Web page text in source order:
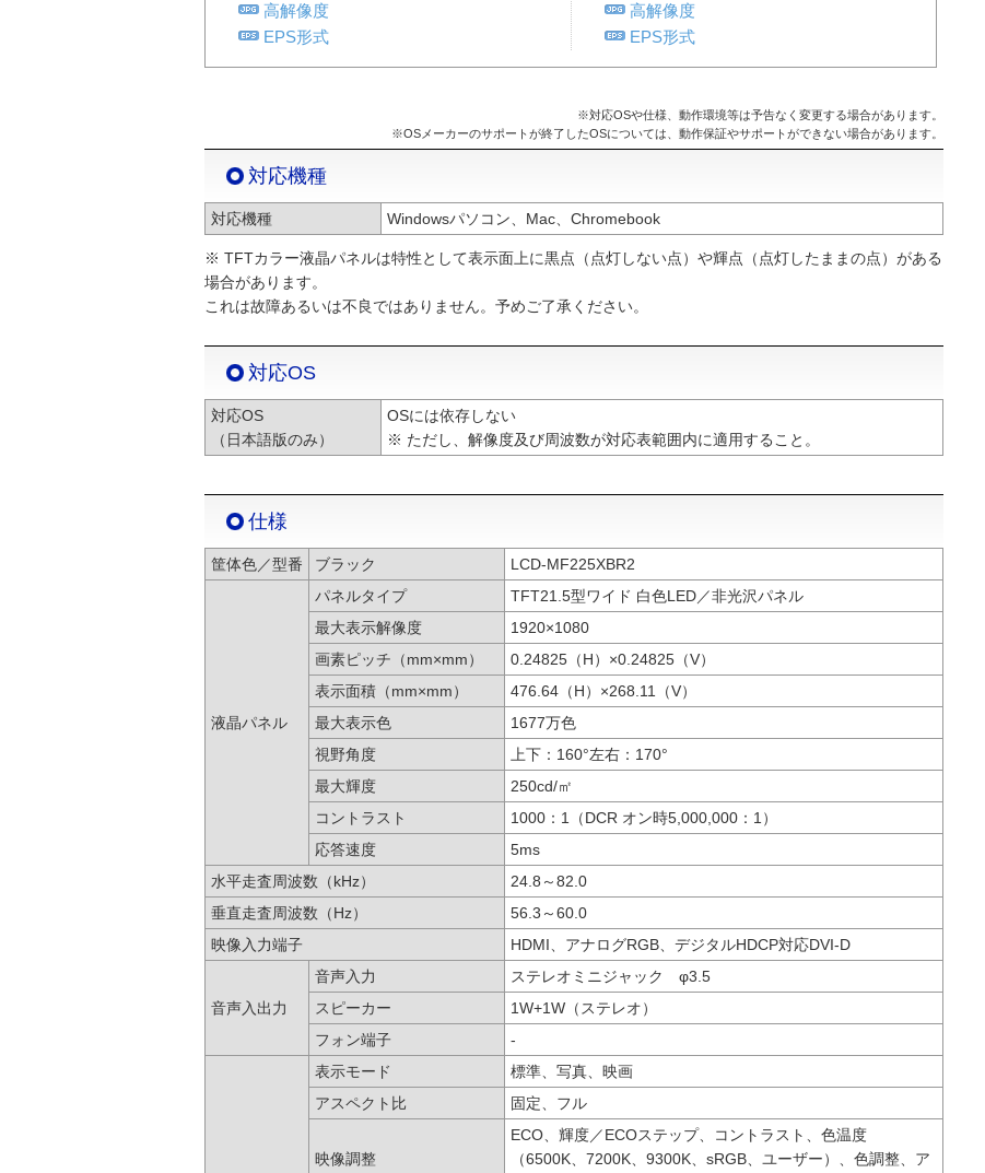
高解像度
EPS形式
高解像度
EPS形式
※対応OSや仕様、動作環境等は予告なく変更する場合があります。
※OSメーカーのサポートが終了したOSについては、動作保証やサポートができない場合があります。
対応機種
対応機種 Windowsパソコン、Mac、Chromebook
※ TFTカラー液晶パネルは特性として表示面上に黒点（点灯しない点）や輝点（点灯したままの点）がある
場合があります。
これは故障あるいは不良ではありません。予めご了承ください。
対応OS
対応OS
（日本語版のみ）
OSには依存しない
※ ただし、解像度及び周波数が対応表範囲内に適用すること。
仕様
筐体色／型番 ブラック LCD-MF225XBR2
液晶パネル
パネルタイプ
TFT21.5型ワイド 白色LED／非光沢パネル
最大表示解像度
1920×1080
画素ピッチ（mm×mm）
0.24825（H）×0.24825（V）
表示面積（mm×mm）
476.64（H）×268.11（V）
最大表示色
1677万色
視野角度
上下：160°左右：170°
最大輝度
250cd/㎡
コントラスト
1000：1（DCR オン時5,000,000：1）
応答速度
5ms
水平走査周波数（kHz）
24.8～82.0
垂直走査周波数（Hz）
56.3～60.0
映像入力端子
HDMI、アナログRGB、デジタルHDCP対応DVI-D
音声入出力
音声入力
ステレオミニジャック φ3.5
スピーカー
1W+1W（ステレオ）
フォン端子
-
表示モード
標準、写真、映画
アスペクト比
固定、フル
映像調整
ECO、輝度／ECOステップ、コントラスト、色温度
（6500K、7200K、9300K、sRGB、ユーザー）、色調整、ア